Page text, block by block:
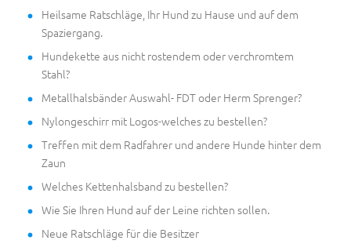
Heilsame Ratschläge, Ihr Hund zu Hause und auf dem
Spaziergang.
Hundekette aus nicht rostendem oder verchromtem
Stahl?
Metallhalsbänder Auswahl- FDT oder Herm Sprenger?
Nylongeschirr mit Logos-welches zu bestellen?
Treffen mit dem Radfahrer und andere Hunde hinter dem
Zaun
Welches Kettenhalsband zu bestellen?
Wie Sie Ihren Hund auf der Leine richten sollen.
Neue Ratschläge für die Besitzer